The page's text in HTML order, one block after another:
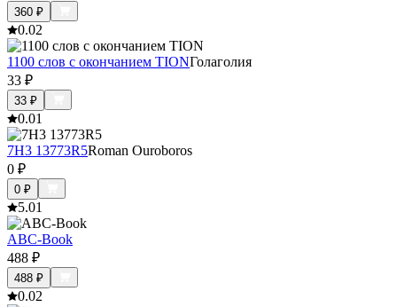
360 ₽
0.02
1100 слов с окончанием TIONГолаголия
33 ₽
33 ₽
0.01
7H3 13773R5Roman Ouroboros
0 ₽
0 ₽
5.01
ABC-Book
488 ₽
488 ₽
0.02